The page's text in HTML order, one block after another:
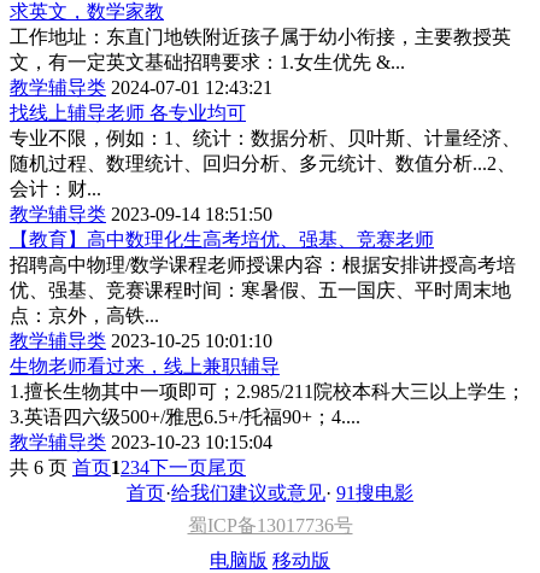
求英文，数学家教
工作地址：东直门地铁附近孩子属于幼小衔接，主要教授英
文，有一定英文基础招聘要求：1.女生优先 &...
教学辅导类 2024-07-01 12:43:21
找线上辅导老师 各专业均可
专业不限，例如：1、统计：数据分析、贝叶斯、计量经济、
随机过程、数理统计、回归分析、多元统计、数值分析...2、
会计：财...
教学辅导类 2023-09-14 18:51:50
【教育】高中数理化生高考培优、强基、竞赛老师
招聘高中物理/数学课程老师授课内容：根据安排讲授高考培
优、强基、竞赛课程时间：寒暑假、五一国庆、平时周末地
点：京外，高铁...
教学辅导类 2023-10-25 10:01:10
生物老师看过来，线上兼职辅导
1.擅长生物其中一项即可；2.985/211院校本科大三以上学生；
3.英语四六级500+/雅思6.5+/托福90+；4....
教学辅导类 2023-10-23 10:15:04
共 6 页 首页1234下一页尾页
首页·给我们建议或意见· 91搜电影
蜀ICP备13017736号
电脑版 移动版